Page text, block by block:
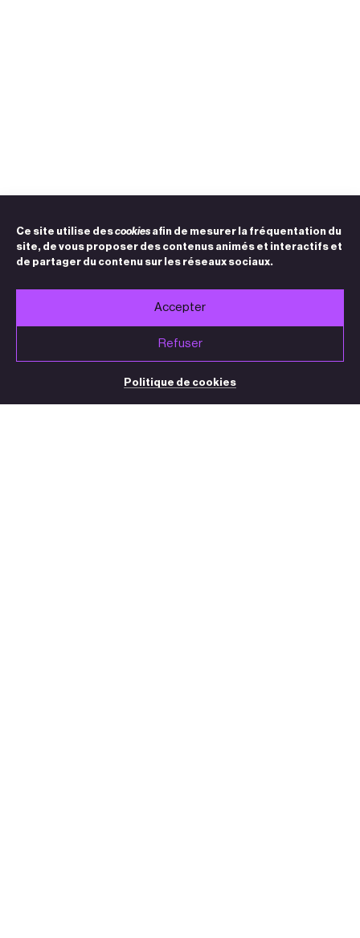
Ce site utilise descookies afin de mesurer la fréquentation du
site, de vous proposer des contenus animés et interactifs et
de partager du contenu sur les réseaux sociaux.
Accepter
Refuser
Politique de cookies